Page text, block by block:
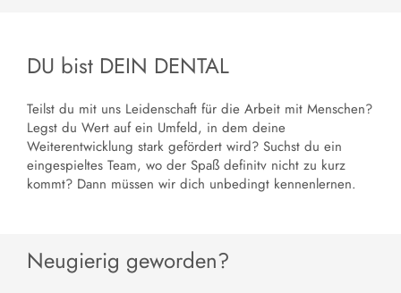
DU bist DEIN DENTAL
Teilst du mit uns Leidenschaft für die Arbeit mit Menschen?
Legst du Wert auf ein Umfeld, in dem deine
Weiterentwicklung stark gefördert wird? Suchst du ein
eingespieltes Team, wo der Spaß definitv nicht zu kurz
kommt? Dann müssen wir dich unbedingt kennenlernen.
Neugierig geworden?